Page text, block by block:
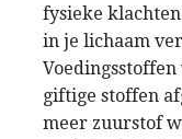
fysieke
in je lichaam
giftige stoffen
meer zuurstof